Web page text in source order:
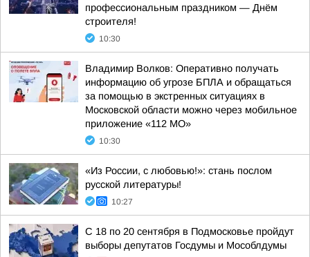
профессиональным праздником — Днём
строителя!
10:30
Владимир Волков: Оперативно получать
информацию об угрозе БПЛА и обращаться
за помощью в экстренных ситуациях в
Московской области можно через мобильное
приложение «112 МО»
10:30
«Из России, с любовью!»: стань послом
русской литературы!
10:27
С 18 по 20 сентября в Подмосковье пройдут
выборы депутатов Госдумы и Мособлдумы